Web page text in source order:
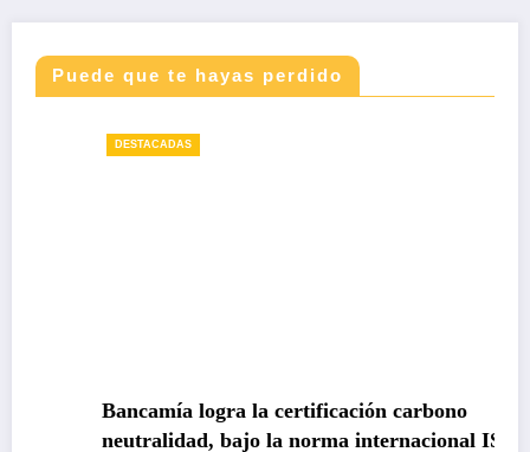
Puede que te hayas perdido
DESTACADAS
Bancamía logra la certificación carbono
neutralidad, bajo la norma internacional ISO